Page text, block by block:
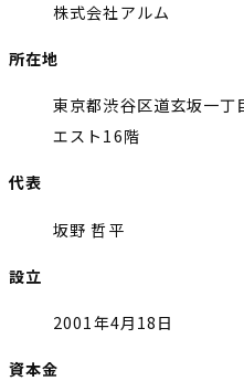
株式会社アルム
所在地
東京都渋谷区道玄坂一丁
エスト16階
代表
坂野 哲平
設立
2001年4月18日
資本金